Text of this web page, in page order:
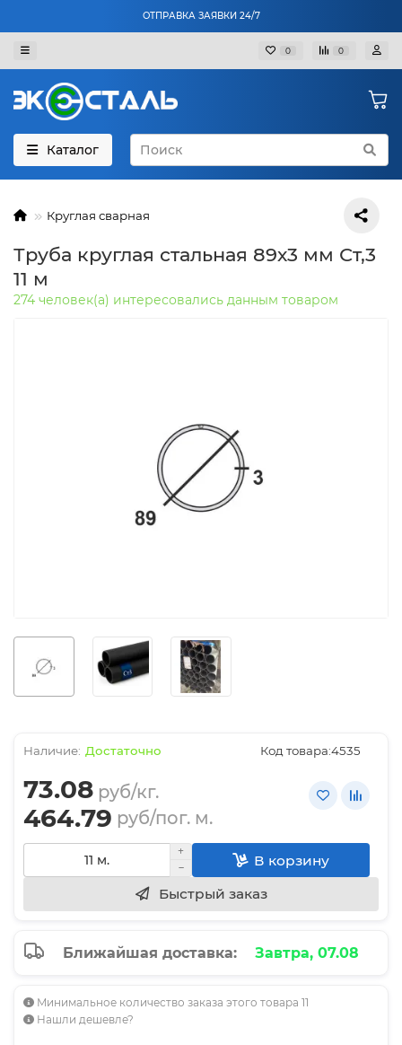
ОТПРАВКА ЗАЯВКИ 24/7
0 0
Каталог
Круглая сварная
Труба круглая стальная 89х3 мм Ст,3
11 м
274 человек(а) интересовались данным товаром
Достаточно Код товара:4535
73.08 руб/кг.
464.79 руб/пог. м.
В корзину
Быстрый заказ
Ближайшая доставка: Завтра, 07.08
Минимальное количество заказа этого товара 11
Нашли дешевле?